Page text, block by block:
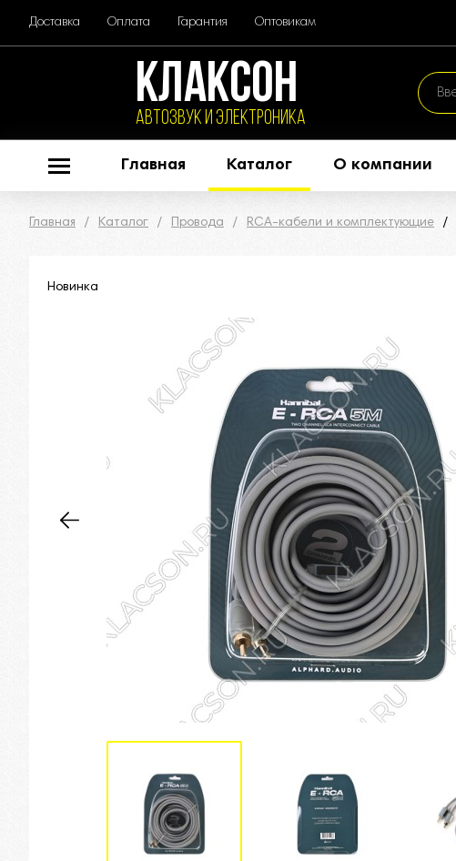
Доставка Оплата Гарантия Оптовикам
КЛАКСОН
АВТОЗВУК и ЭЛЕКТРОНИКА
Главная Каталог О компании
Главная Каталог Провода RCA-кабели и комплектующие
Новинка